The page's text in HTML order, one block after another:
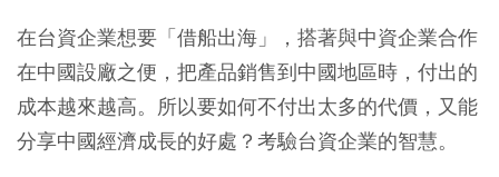
在台資企業想要「借船出海」，搭著與中資企業合作
在中國設廠之便，把產品銷售到中國地區時，付出的
成本越來越高。所以要如何不付出太多的代價，又能
分享中國經濟成長的好處？考驗台資企業的智慧。